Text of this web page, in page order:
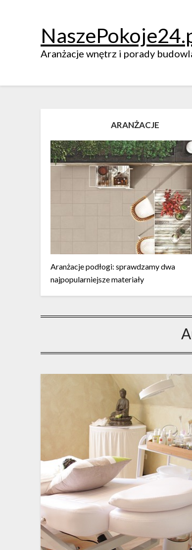
Aranżacje wnętrz i porady
ARANŻACJE
Aranżacje podłogi: sprawdzamy dwa
najpopularniejsze materiały